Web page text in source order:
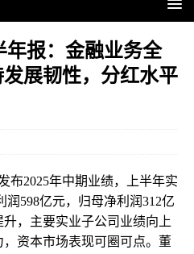
年报：金融业务全
展韧性，分红水平
布2025年中期业绩，上半年实
润598亿元，归母净利润312亿
，主要实业子公司业绩向上
资本市场表现可圈可点。董